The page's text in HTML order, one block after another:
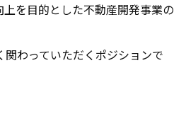
を目的とした不動産開発事業の
わっていただくポジションで